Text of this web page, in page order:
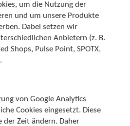
um die Nutzung der
und um unsere Produkte
Dabei setzen wir
Anbietern (z. B.
Shops, Pulse Point, SPOTX,
von Google Analytics
Cookies eingesetzt. Diese
der Zeit ändern. Daher